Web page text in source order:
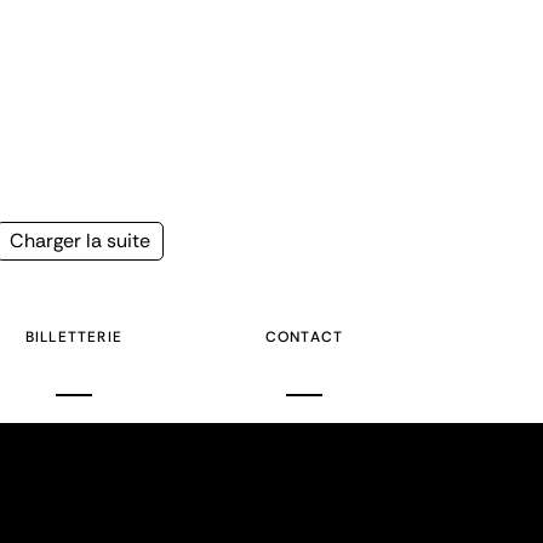
Page
Charger la suite
BILLETTERIE CONTACT